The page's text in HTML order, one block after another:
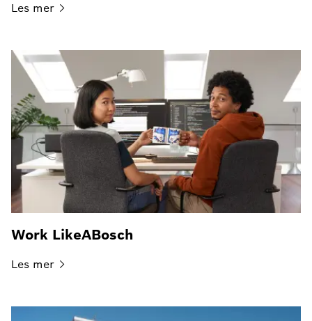
Les mer
Work LikeABosch
Les mer